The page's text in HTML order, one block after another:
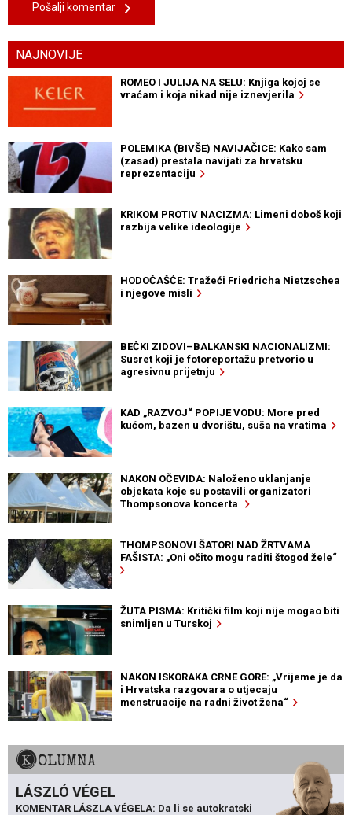
Pošalji komentar
NAJNOVIJE
ROMEO I JULIJA NA SELU: Knjiga kojoj se
vraćam i koja nikad nije iznevjerila
POLEMIKA (BIVŠE) NAVIJAČICE: Kako sam
(zasad) prestala navijati za hrvatsku
reprezentaciju
KRIKOM PROTIV NACIZMA: Limeni doboš koji
razbija velike ideologije
HODOČAŠĆE: Tražeći Friedricha Nietzschea
i njegove misli
BEČKI ZIDOVI–BALKANSKI NACIONALIZMI:
Susret koji je fotoreportažu pretvorio u
agresivnu prijetnju
KAD „RAZVOJ“ POPIJE VODU: More pred
kućom, bazen u dvorištu, suša na vratima
NAKON OČEVIDA: Naloženo uklanjanje
objekata koje su postavili organizatori
Thompsonova koncerta
THOMPSONOVI ŠATORI NAD ŽRTVAMA
FAŠISTA: „Oni očito mogu raditi štogod žele“
ŽUTA PISMA: Kritički film koji nije mogao biti
snimljen u Turskoj
NAKON ISKORAKA CRNE GORE: „Vrijeme je da
i Hrvatska razgovara o utjecaju
menstruacije na radni život žena“
KOLUMNA
LÁSZLÓ VÉGEL
KOMENTAR LÁSZLA VÉGELA: Da li se autokratski